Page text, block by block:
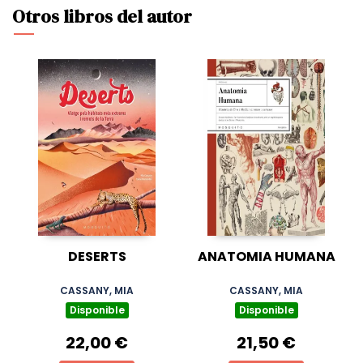
Otros libros del autor
DESERTS
CASSANY, MIA
Disponible
22,00 €
ANATOMIA HUMANA
CASSANY, MIA
Disponible
21,50 €